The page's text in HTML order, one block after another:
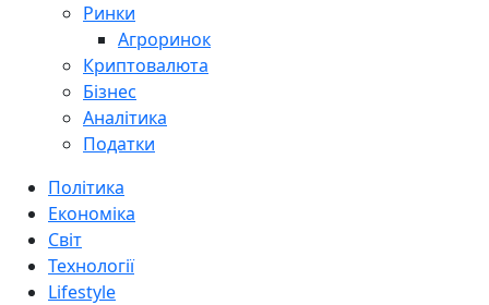
Ринки
Агроринок
Криптовалюта
Бізнес
Аналітика
Податки
Політика
Економіка
Світ
Технології
Lifestyle